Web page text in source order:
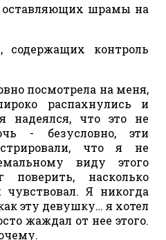
оставляющих шрамы на
содержащих контроль
посмотрела на меня,
распахнулись и
надеялся, что это не
- безусловно, эти
что я не
виду этого
насколько
чувствовал. Я никогда
эту девушку… я хотел
жаждал от нее этого.